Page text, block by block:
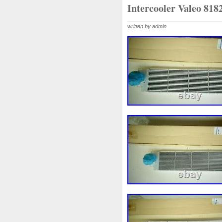
21060g2401
214100052r 214104822r
214108535r 214108706r
214814342r
214818h83a 214819674r
215592894r
253102y001 253103e710
253802h600 253802y000
253862c000 256902u000
2m413m4y07 2q0121203k
318i 320i 325i
Intercooler Valeo
written by admin